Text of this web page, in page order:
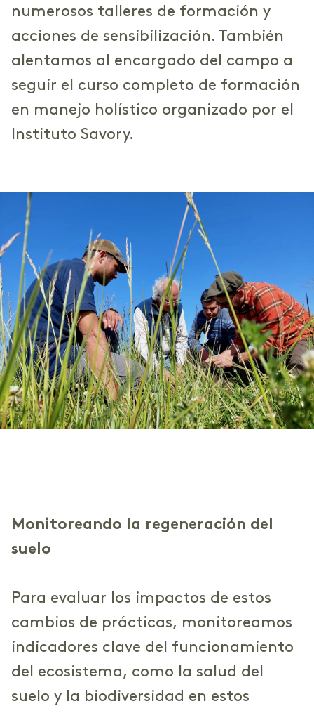
numerosos talleres de formación y
acciones de sensibilización. También
alentamos al encargado del campo a
seguir el curso completo de formación
en manejo holístico organizado por el
Instituto Savory.
Monitoreando la regeneración del
suelo
Para evaluar los impactos de estos
cambios de prácticas, monitoreamos
indicadores clave del funcionamiento
del ecosistema, como la salud del
suelo y la biodiversidad en estos